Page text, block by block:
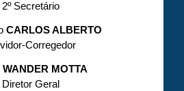
2º Secretário
CARLOS ALBERTO
Corregedor
WANDER MOTTA
Diretor Geral